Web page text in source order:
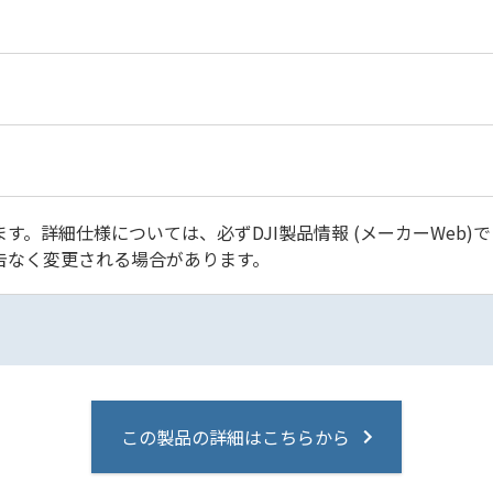
。詳細仕様については、必ずDJI製品情報 (メーカーWeb)で
く変更される場合があります。
この製品の詳細はこちらから